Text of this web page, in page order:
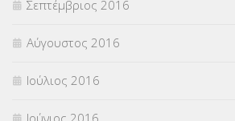
Σεπτέμβριος 2016
Αύγουστος 2016
Ιούλιος 2016
Ιούνιος 2016